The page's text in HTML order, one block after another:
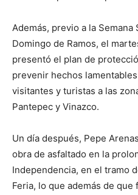
Además, previo a la Semana
Domingo de Ramos, el
presentó el plan de
prevenir hechos
visitantes y turistas a las
Pantepec y Vinazco.
Un día después, Pepe
obra de asfaltado en la
Independencia, en el tramo
Feria, lo que además de